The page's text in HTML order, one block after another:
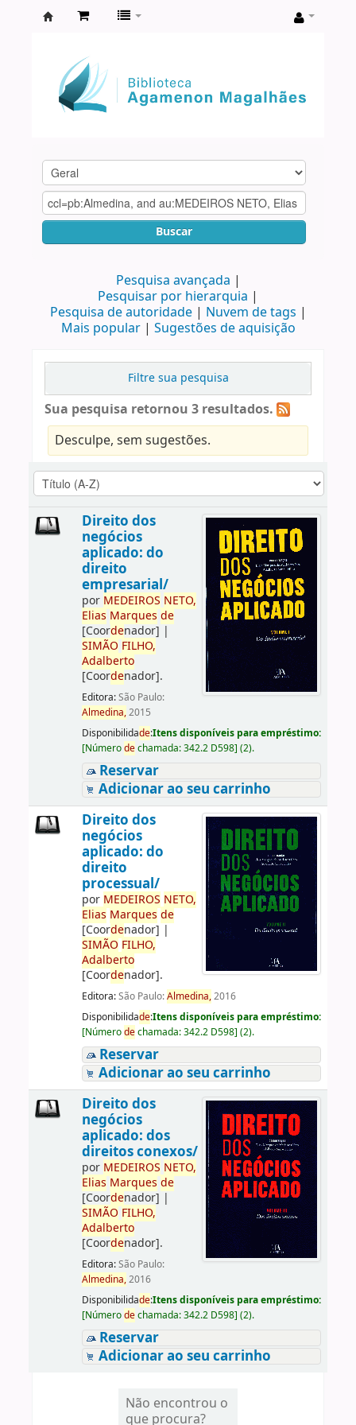
Agamenon
Magalhães
Buscar
Pesquisa avançada
Pesquisar por hierarquia
Pesquisa de autoridade
Nuvem de tags
Mais popular
Sugestões de aquisição
Filtre sua pesquisa
Sua pesquisa retornou 3 resultados.
Desculpe, sem sugestões.
Direito dos
negócios
aplicado: do
direito
empresarial/
por MEDEIROS NETO,
Elias Marques de
[Coordenador] |
SIMÃO FILHO,
Adalberto
[Coordenador].
Editora:São Paulo:
Almedina,2015
Disponibilidade:Itens disponíveis para empréstimo:
[Númerodechamada:342.2 D598] (2).
Reservar
Adicionar ao seu carrinho
Direito dos
negócios
aplicado: do
direito
processual/
por MEDEIROS NETO,
Elias Marques de
[Coordenador] |
SIMÃO FILHO,
Adalberto
[Coordenador].
Editora:São Paulo:Almedina,2016
Disponibilidade:Itens disponíveis para empréstimo:
[Númerodechamada:342.2 D598] (2).
Reservar
Adicionar ao seu carrinho
Direito dos
negócios
aplicado: dos
direitos conexos/
por MEDEIROS NETO,
Elias Marques de
[Coordenador] |
SIMÃO FILHO,
Adalberto
[Coordenador].
Editora:São Paulo:
Almedina,2016
Disponibilidade:Itens disponíveis para empréstimo:
[Númerodechamada:342.2 D598] (2).
Reservar
Adicionar ao seu carrinho
Não encontrou o
que procura?